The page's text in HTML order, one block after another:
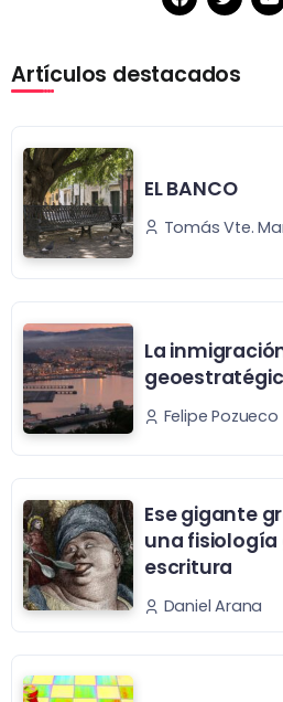
Artículos destacados
EL BANCO
Tomás Vte.
La
Felipe Pozueco
Ese gigante
una fisiología
escritura
Daniel Arana